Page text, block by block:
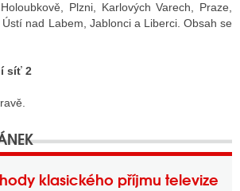
Plzni, Karlových Varech, Praze,
nad Labem, Jablonci a Liberci. Obsah se
síť 2
klasického příjmu televize